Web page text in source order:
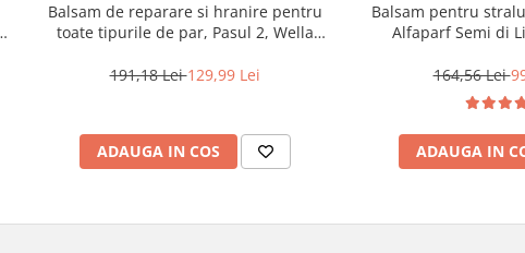
Balsam de reparare si hranire pentru
toate tipurile de par, Pasul 2, Wella
191,18 Lei129,99 Lei
ADAUGA IN COS
Balsam pentru
Alfaparf Semi di
164,56 Lei
ADAUGA IN